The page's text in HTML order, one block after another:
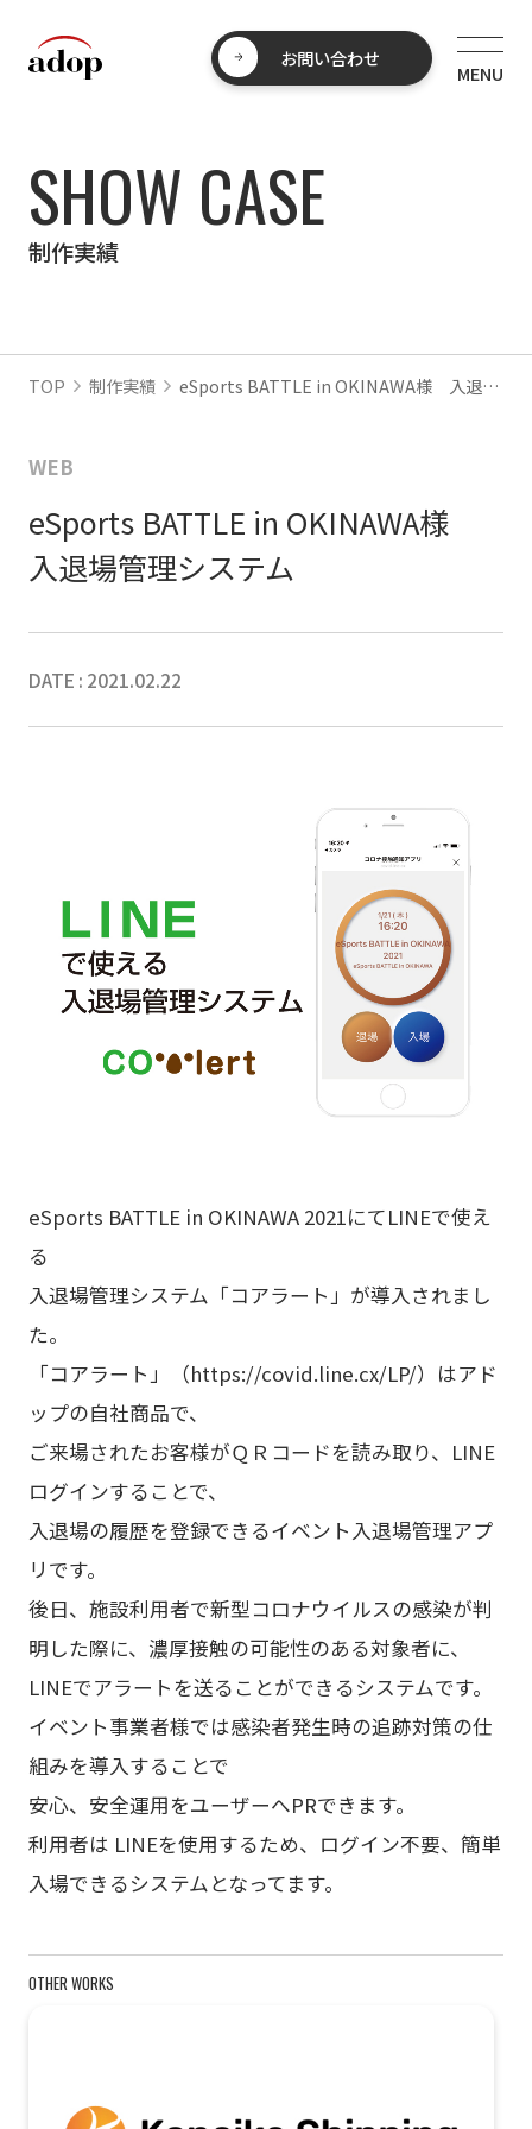
お問い合わせ
SHOW CASE
制作実績
TOP 制作実績 eSports BATTLE in OKINAWA様 入退場管理システム
WEB
eSports BATTLE in OKINAWA様
入退場管理システム
DATE : 2021.02.22
eSports BATTLE in OKINAWA 2021にてLINEで使え
る
入退場管理システム「コアラート」が導入されまし
た。
「コアラート」（https://covid.line.cx/LP/）はアド
ップの自社商品で、
ご来場されたお客様がＱＲコードを読み取り、LINE
ログインすることで、
入退場の履歴を登録できるイベント入退場管理アプ
リです。
後日、施設利用者で新型コロナウイルスの感染が判
明した際に、濃厚接触の可能性のある対象者に、
LINEでアラートを送ることができるシステムです。
イベント事業者様では感染者発生時の追跡対策の仕
組みを導入することで
安心、安全運用をユーザーへPRできます。
利用者は LINEを使用するため、ログイン不要、簡単
入場できるシステムとなってます。
OTHER WORKS